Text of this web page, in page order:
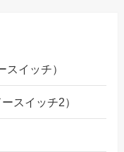
イッチ）
スイッチ2）